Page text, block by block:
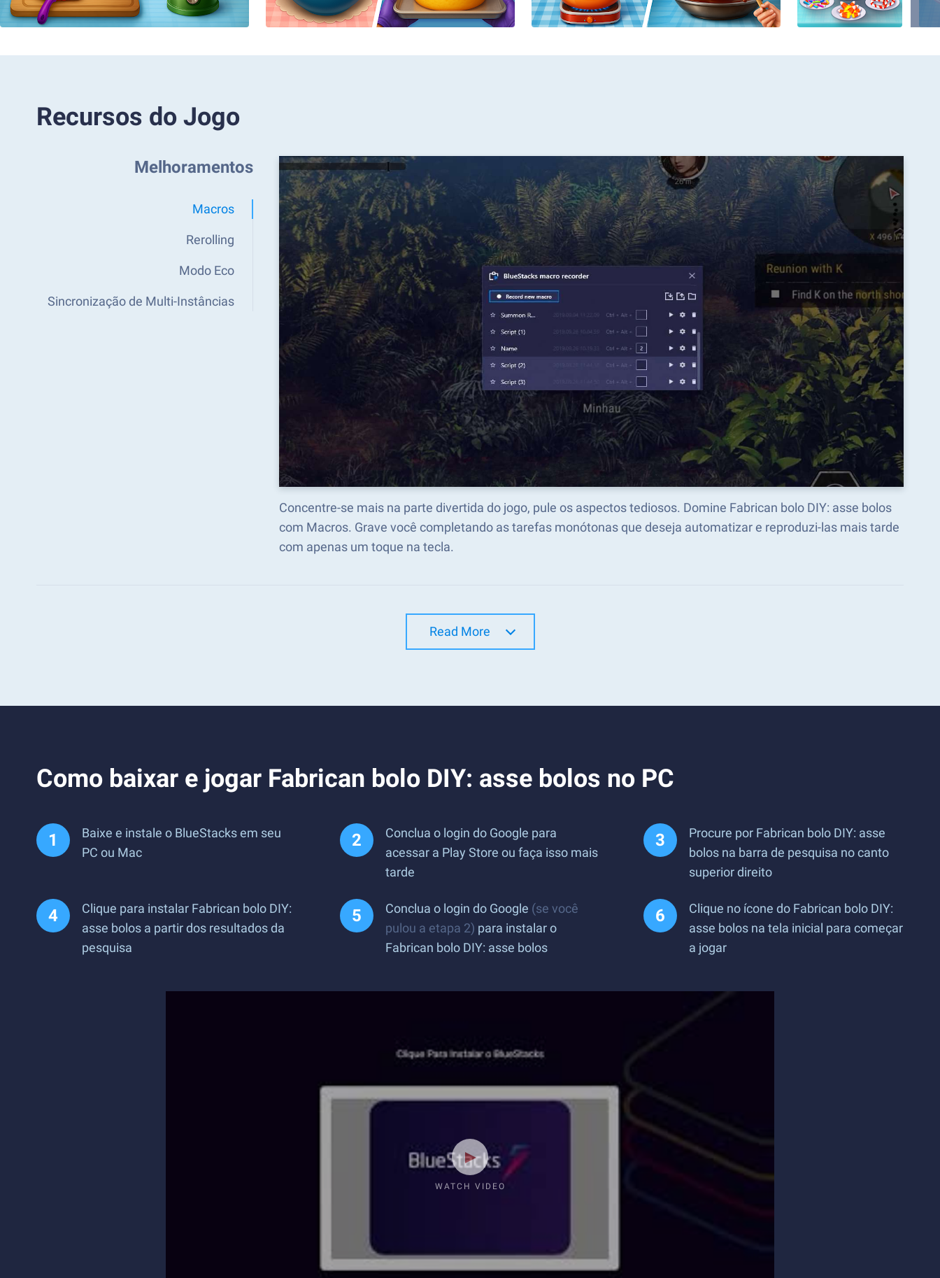
Recursos do Jogo
Melhoramentos
Macros
Rerolling
Modo Eco
Sincronização de Multi-Instâncias
Concentre-se mais na parte divertida do jogo, pule os aspectos tediosos. Domine Fabrican bolo DIY: asse bolos
com Macros. Grave você completando as tarefas monótonas que deseja automatizar e reproduzi-las mais tarde
com apenas um toque na tecla.
Read More
Como baixar e jogar Fabrican bolo DIY: asse bolos no PC
Baixe e instale o BlueStacks em seu
PC ou Mac
Conclua o login do Google para
acessar a Play Store ou faça isso mais
tarde
Procure por Fabrican bolo DIY: asse
bolos na barra de pesquisa no canto
superior direito
Clique para instalar Fabrican bolo DIY:
asse bolos a partir dos resultados da
pesquisa
Conclua o login do Google (se você
pulou a etapa 2) para instalar o
Fabrican bolo DIY: asse bolos
Clique no ícone do Fabrican bolo DIY:
asse bolos na tela inicial para começar
a jogar
WATCH VIDEO